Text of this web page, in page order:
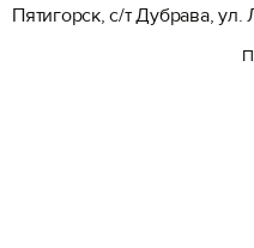
Пятигорск, с/т Дубрава, ул.